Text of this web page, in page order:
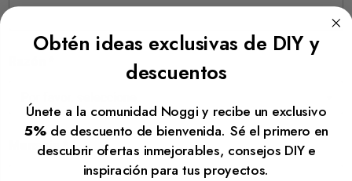
Mensaje*
Obtén ideas exclusivas de DIY y
descuentos
Únete a la comunidad Noggi y recibe un exclusivo
5% de descuento de bienvenida. Sé el primero en
descubrir ofertas inmejorables, consejos DIY e
inspiración para tus proyectos.